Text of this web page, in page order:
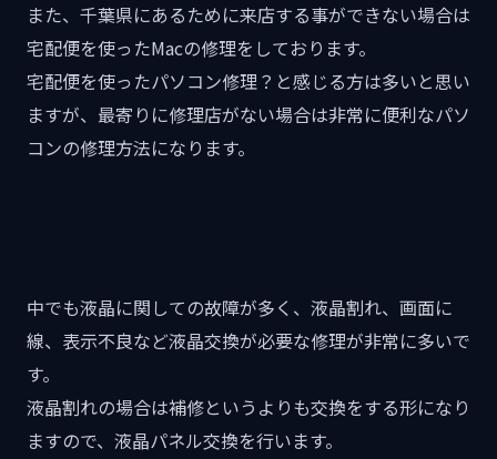
また、千葉県にあるために来店する事ができない場合は
宅配便を使ったMacの修理をしております。
宅配便を使ったパソコン修理？と感じる方は多いと思い
ますが、最寄りに修理店がない場合は非常に便利なパソ
コンの修理方法になります。
中でも液晶に関しての故障が多く、液晶割れ、画面に
線、表示不良など液晶交換が必要な修理が非常に多いで
す。
液晶割れの場合は補修というよりも交換をする形になり
ますので、液晶パネル交換を行います。